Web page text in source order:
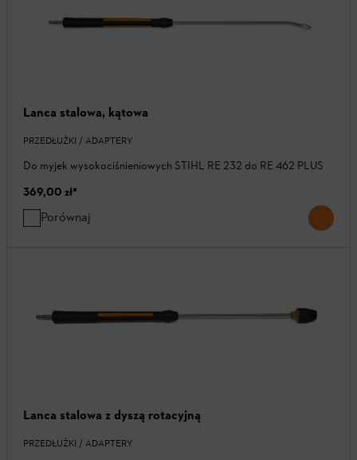
Lanca stalowa, kątowa
PRZEDŁUŻKI / ADAPTERY
Do myjek wysokociśnieniowych STIHL RE 232 do RE 462 PLUS
369,00 zł*
Porównaj
Lanca stalowa z dyszą rotacyjną
PRZEDŁUŻKI / ADAPTERY